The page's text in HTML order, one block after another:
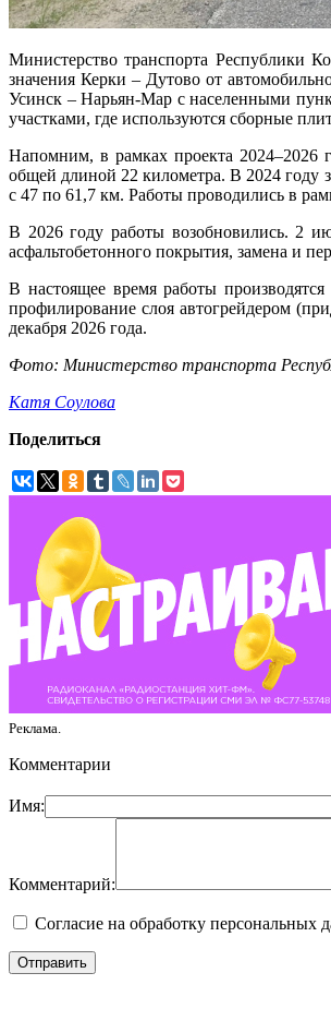
Министерство транспорта Республики
значения Керки – Дутово от
Усинск – Нарьян-Мар с населенными
участками, где используются сборные
Напомним, в рамках проекта 2024–2026
общей длиной 22 километра. В 2024 году
с 47 по 61,7 км. Работы проводились в
В 2026 году работы возобновились. 2
асфальтобетонного покрытия, замена и
В настоящее время работы
профилирование слоя автогрейдером
декабря 2026 года.
Фото: Министерство транспорта
Катя Соулова
Поделиться
Реклама.
Комментарии
Имя:
Комментарий:
Согласие на обработку персональных